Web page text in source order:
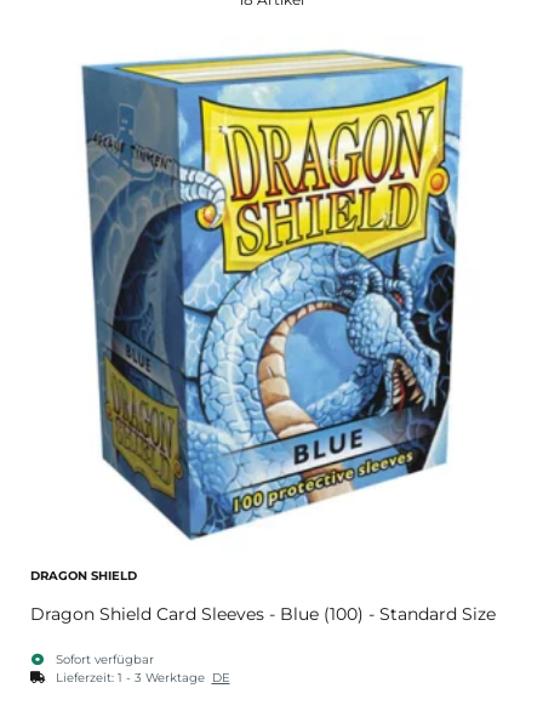
DRAGON SHIELD
Dragon Shield Card Sleeves - Blue (100) - Standard Size
Sofort verfügbar
Lieferzeit: 1 - 3 Werktage DE